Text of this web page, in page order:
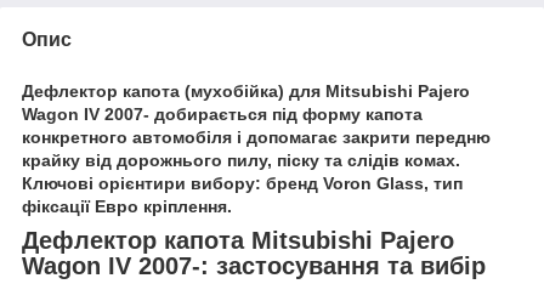
Опис
Дефлектор капота (мухобійка) для Mitsubishi Pajero
Wagon IV 2007- добирається під форму капота
конкретного автомобіля і допомагає закрити передню
крайку від дорожнього пилу, піску та слідів комах.
Ключові орієнтири вибору: бренд Voron Glass, тип
фіксації Евро кріплення.
Дефлектор капота Mitsubishi Pajero
Wagon IV 2007-: застосування та вибір